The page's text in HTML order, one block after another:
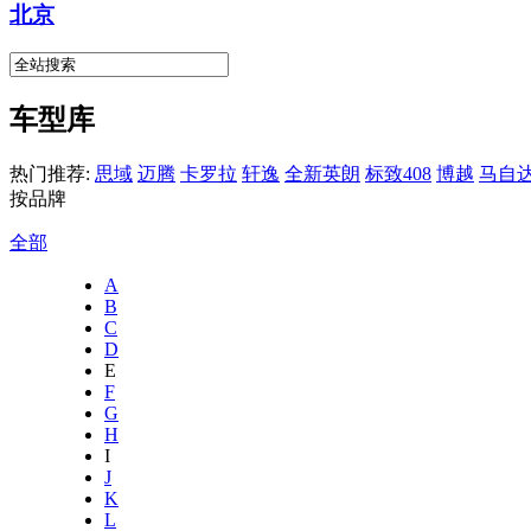
北京
车型库
热门推荐: 思域 迈腾 卡罗拉 轩逸 全新英朗 标致408 博越 马自
按品牌
全部
A
B
C
D
E
F
G
H
I
J
K
L